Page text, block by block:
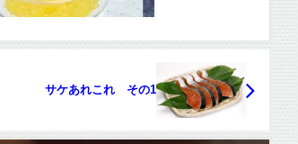
サケあれこれ その1